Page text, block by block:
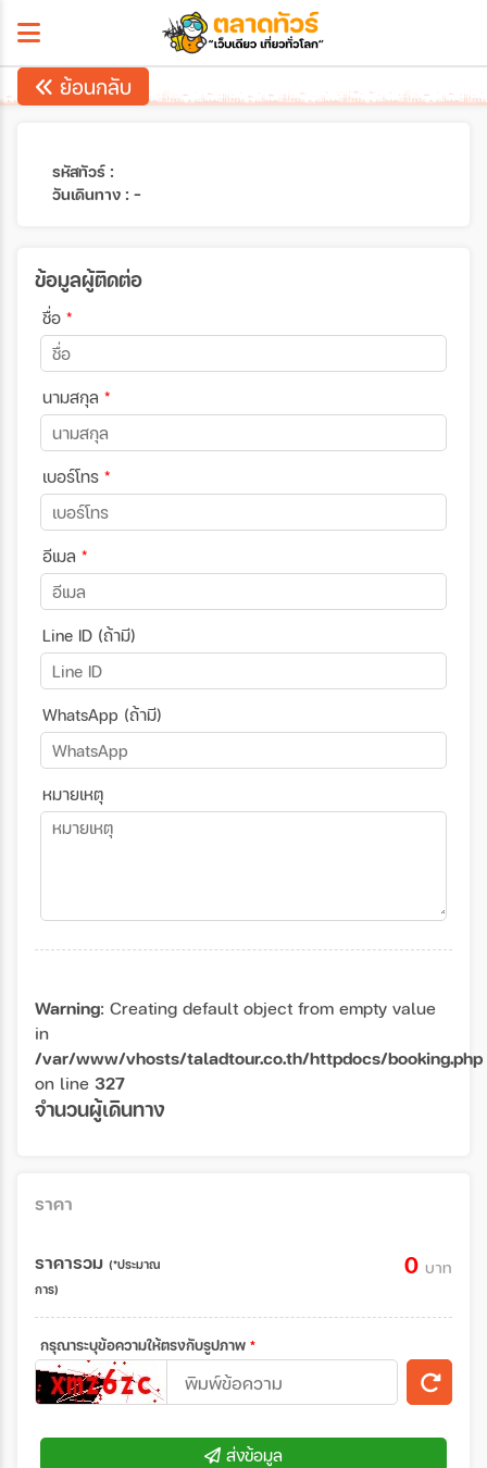
ย้อนกลับ
รหัสทัวร์ :
วันเดินทาง : -
ข้อมูลผู้ติดต่อ
ชื่อ *
นามสกุล *
เบอร์โทร *
อีเมล *
Line ID (ถ้ามี)
WhatsApp (ถ้ามี)
หมายเหตุ
Warning: Creating default object from empty value
in
/var/www/vhosts/taladtour.co.th/httpdocs/booking.php
on line 327
จำนวนผู้เดินทาง
ราคา
ราคารวม (*ประมาณ
การ)
0 บาท
กรุณาระบุข้อความให้ตรงกับรูปภาพ *
ส่งข้อมูล